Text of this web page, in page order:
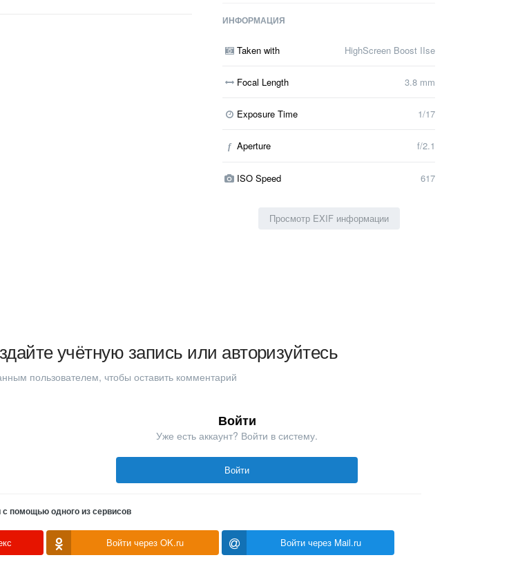
ИНФОРМАЦИЯ
Taken with HighScreen Boost IIse
Focal Length 3.8 mm
Exposure Time 1/17
f Aperture f/2.1
ISO Speed 617
Просмотр EXIF информации
учётную запись или авторизуйтесь
пользователем, чтобы оставить комментарий
Войти
Уже есть аккаунт? Войти в систему.
Войти
с помощью одного из сервисов
Войти через OK.ru Войти через Mail.ru